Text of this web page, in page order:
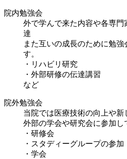
院内勉強会
外で学んで来た内容や各専
達
また互いの成長のために勉強
す。
・リハビリ研究
・外部研修の伝達講習
など
院外勉強会
当院では医療技術の向上や
外部の学会や研究会に参加し
・研修会
・スタディーグループの参加
・学会